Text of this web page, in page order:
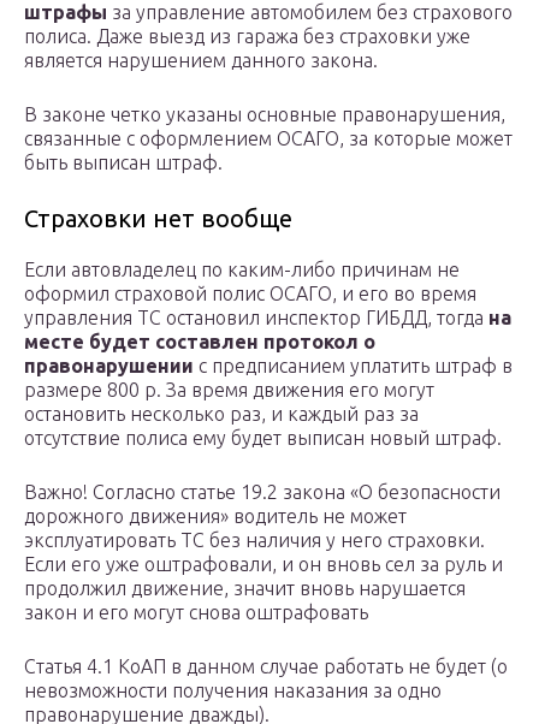
штрафы за управление автомобилем без страхового
полиса. Даже выезд из гаража без страховки уже
является нарушением данного закона.
В законе четко указаны основные правонарушения,
связанные с оформлением ОСАГО, за которые может
быть выписан штраф.
Страховки нет вообще
Если автовладелец по каким-либо причинам не
оформил страховой полис ОСАГО, и его во время
управления ТС остановил инспектор ГИБДД, тогда на
месте будет составлен протокол о
правонарушении с предписанием уплатить штраф в
размере 800 р. За время движения его могут
остановить несколько раз, и каждый раз за
отсутствие полиса ему будет выписан новый штраф.
Важно! Согласно статье 19.2 закона «О безопасности
дорожного движения» водитель не может
эксплуатировать ТС без наличия у него страховки.
Если его уже оштрафовали, и он вновь сел за руль и
продолжил движение, значит вновь нарушается
закон и его могут снова оштрафовать
Статья 4.1 КоАП в данном случае работать не будет (о
невозможности получения наказания за одно
правонарушение дважды).